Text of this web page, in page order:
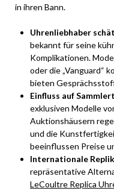
in ihren Bann.
Uhrenliebhaber
bekannt für seine
Komplikationen.
oder die „Vanguard“
bieten
Einfluss auf
exklusiven Modelle
Auktionshäusern
und die
beeinflussen Preise
Internationale
repräsentative
LeCoultre Replica